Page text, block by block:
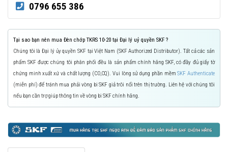
0796 655 386
Tại sao bạn nên mua Đèn chớp TKRS 10-20 tại Đại lý uỷ quyền SKF ?
Chúng tôi là Đại lý ủy quyền SKF tại Việt Nam (SKF Authorized Distributor). Tất cả các sản
phẩm SKF được chúng tôi phân phối đều là sản phẩm chính hãng SKF, có đầy đủ giấy tờ
chứng minh xuất xứ và chất lượng (CO,CQ). Vui lòng sử dụng phần mềmSKF Authenticate
(miễn phí) để tránh mua phải vòng bi SKF giả trôi nổi trên thị trường. Liên hệ với chúng tôi
nếu bạn cần trợ giúp thông tin về vòng bi SKF chính hãng.